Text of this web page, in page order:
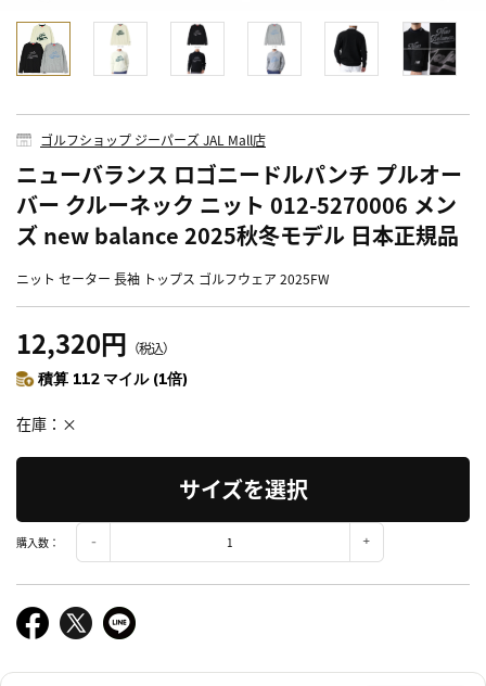
ゴルフショップ ジーパーズ JAL Mall店
ニューバランス ロゴニードルパンチ プルオー
バー クルーネック ニット 012-5270006 メン
ズ new balance 2025秋冬モデル 日本正規品
ニット セーター 長袖 トップス ゴルフウェア 2025FW
12,320円 （税込）
積算 112 マイル (1倍)
在庫 ×
サイズを選択
購入数：